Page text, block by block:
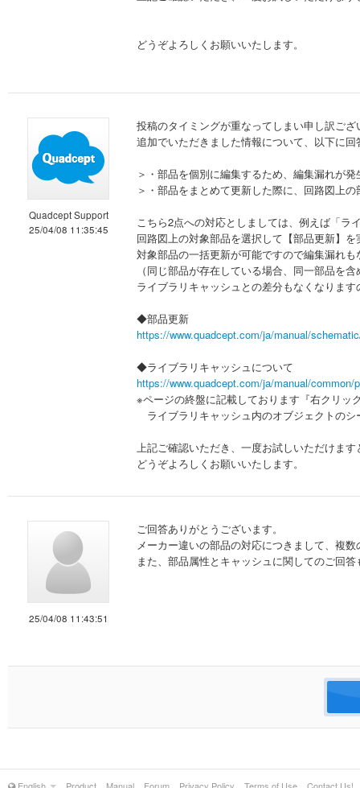
どうぞよろしくお願いいたします。
Quadcept Support
25/04/08 11:35:45
投稿のタイミングが重なってしまい申し訳ござ
追加でいただきました情報について、以下に
＞・部品を個別に編集するため、編集漏れが発
＞・部品をまとめて更新した際に、回路図上
こちら2点への対応としましては、例えば「ラ
回路図上の対象部品を選択して【部品更新】
対象部品の一括更新が可能ですので編集漏れも
（同じ部品が存在している場合、同一部品を
ライブラリキャッシュとの差分もなくなりま
◆部品更新
https://www.quadcept.com/ja/manual/
◆ライブラリキャッシュについて
https://www.quadcept.com/ja/manual/common/
※ページの終盤に記載しております『右クリッ
ライブラリキャッシュ内のオブジェクトの
上記ご確認いただき、一度お試しいただけます
どうぞよろしくお願いいたします。
25/04/08 11:43:51
ご回答ありがとうございます。
メーカー違いの部品の対応につきまして、複
また、部品属性とキャッシュに関してのご回